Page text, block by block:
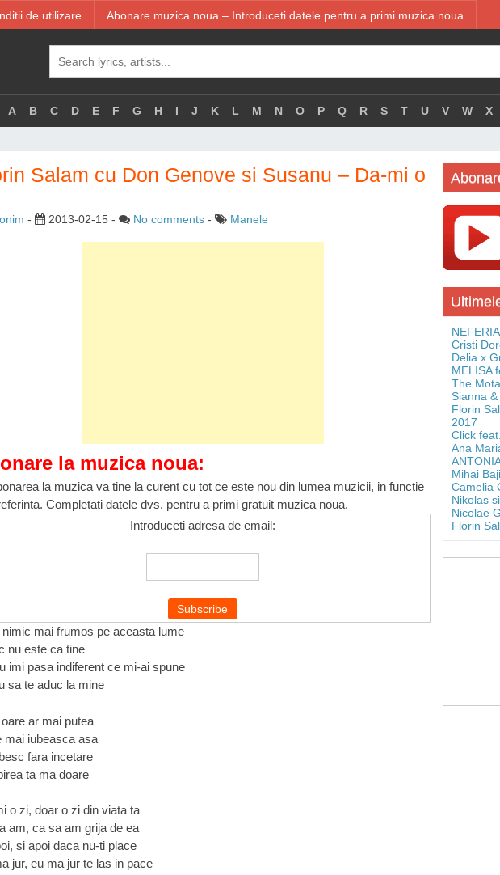
de utilizare Abonare muzica noua – Introduceti datele pentru a primi muzica noua
A B C D E F G H I J K L M N O P Q R S T U V W X
Salam cu Don Genove si Susanu – Da-mi o
- 2013-02-15 - No comments - Manele
la muzica noua:
la muzica va tine la curent cu tot ce este nou din lumea muzicii, in functie
Completati datele dvs. pentru a primi gratuit muzica noua.
Introduceti adresa de email:
nimic mai frumos pe aceasta lume
nu este ca tine
imi pasa indiferent ce mi-ai spune
sa te aduc la mine
ar mai putea
mai iubeasca asa
fara incetare
ta ma doare
o zi, doar o zi din viata ta
am, ca sa am grija de ea
si apoi daca nu-ti place
jur, eu ma jur te las in pace
Cristi
Delia x
MELISA
The
Sianna
Florin
2017
Click
Ana
Mihai
Camelia
Nikolas
Nicolae
Florin